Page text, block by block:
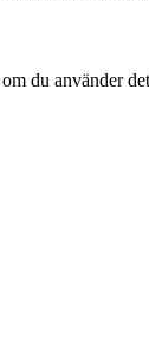
du använder